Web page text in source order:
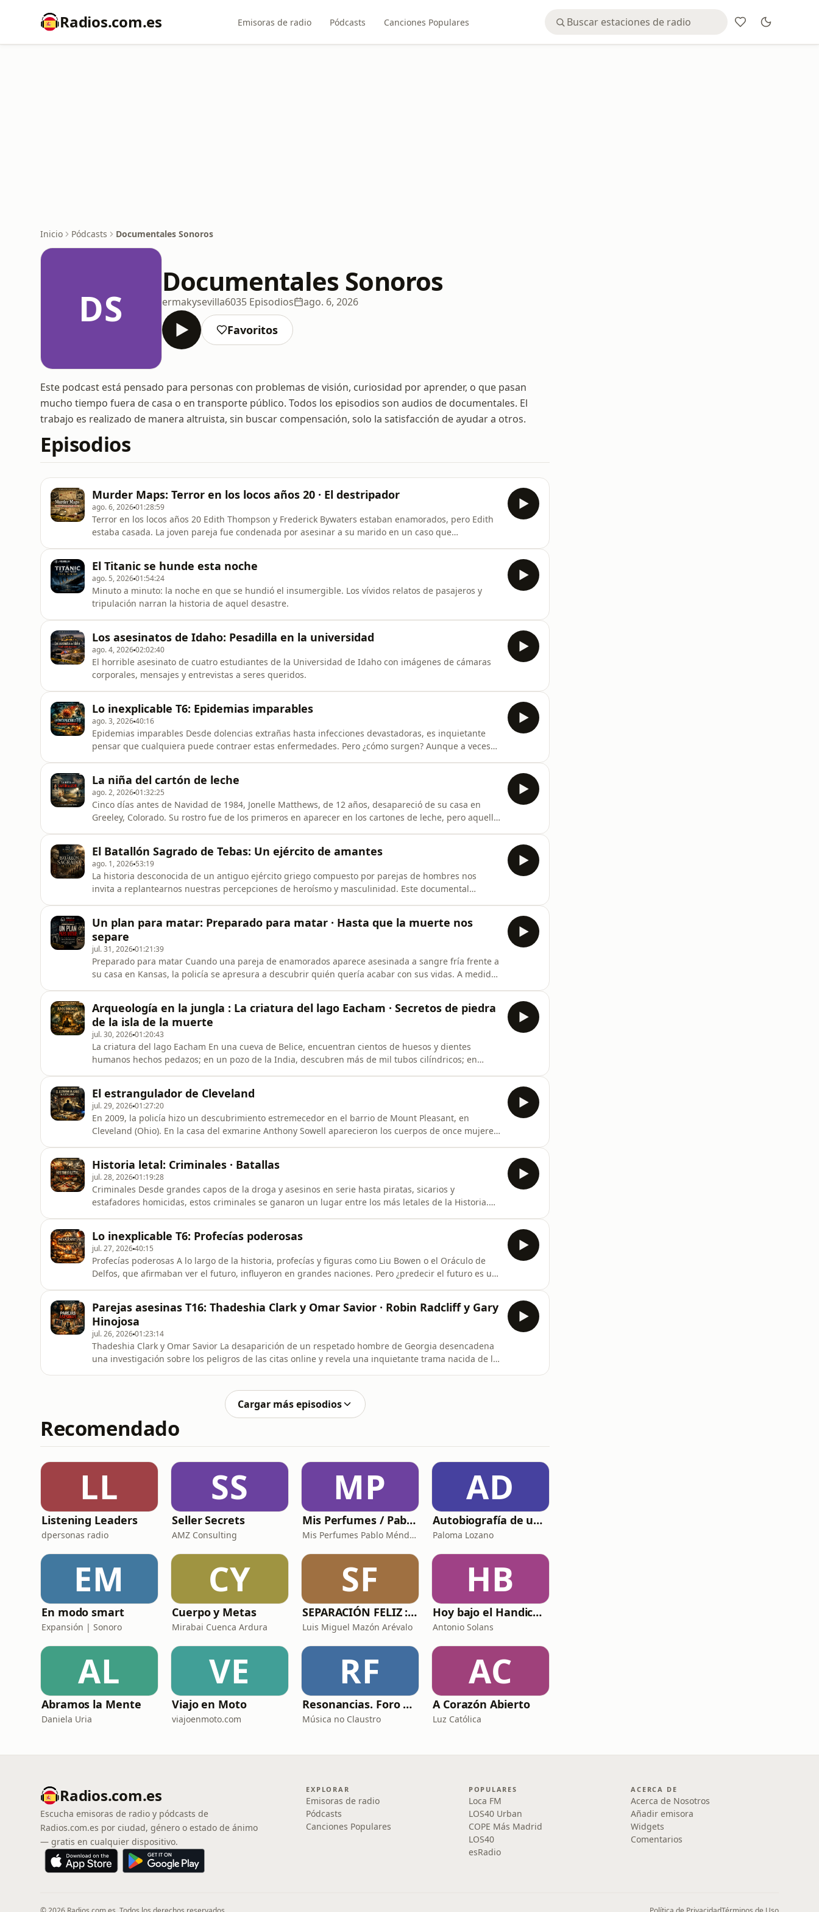
Radios.com.es Emisoras de radio Pódcasts Canciones Populares
Inicio Pódcasts Documentales Sonoros
DS
Documentales Sonoros
ermakysevilla6035 Episodios ago. 6, 2026
Favoritos
Este podcast está pensado para personas con problemas de visión, curiosidad por aprender, o que pasan
mucho tiempo fuera de casa o en transporte público. Todos los episodios son audios de documentales. El
trabajo es realizado de manera altruista, sin buscar compensación, solo la satisfacción de ayudar a otros.
Episodios
Murder Maps: Terror en los locos años 20 · El destripador
ago. 6, 202601:28:59
Terror en los locos años 20 Edith Thompson y Frederick Bywaters estaban enamorados, pero Edith
estaba casada. La joven pareja fue condenada por asesinar a su marido en un caso que
abajo, en las calles, otro terrible
El Titanic se hunde esta noche
ago. 5, 202601:54:24
Minuto a minuto: la noche en que se hundió el insumergible. Los vívidos relatos de pasajeros y
tripulación narran la historia de aquel desastre.
Los asesinatos de Idaho: Pesadilla en la universidad
ago. 4, 202602:02:40
El horrible asesinato de cuatro estudiantes de la Universidad de Idaho con imágenes de cámaras
corporales, mensajes y entrevistas a seres queridos.
Lo inexplicable T6: Epidemias imparables
ago. 3, 202640:16
Epidemias imparables Desde dolencias extrañas hasta infecciones devastadoras, es inquietante
pensar que cualquiera puede contraer estas enfermedades. Pero ¿cómo surgen? Aunque a veces
La niña del cartón de leche
ago. 2, 202601:32:25
Cinco días antes de Navidad de 1984, Jonelle Matthews, de 12 años, desapareció de su casa en
Greeley, Colorado. Su rostro fue de los primeros en aparecer en los cartones de leche, pero aquella
El Batallón Sagrado de Tebas: Un ejército de amantes
ago. 1, 2026 53:19
La historia desconocida de un antiguo ejército griego compuesto por parejas de hombres nos
invita a replantearnos nuestras percepciones de heroísmo y masculinidad. Este documental
antiguo. Su historia resurge c
Un plan para matar: Preparado para matar · Hasta que la muerte nos
separe
jul. 31, 202601:21:39
Preparado para matar Cuando una pareja de enamorados aparece asesinada a sangre fría frente a
su casa en Kansas, la policía se apresura a descubrir quién quería acabar con sus vidas. A medida
el centro
Arqueología en la jungla : La criatura del lago Eacham · Secretos de piedra
de la isla de la muerte
jul. 30, 202601:20:43
La criatura del lago Eacham En una cueva de Belice, encuentran cientos de huesos y dientes
humanos hechos pedazos; en un pozo de la India, descubren más de mil tubos cilíndricos; en
desconcertados por unos hue
El estrangulador de Cleveland
jul. 29, 202601:27:20
En 2009, la policía hizo un descubrimiento estremecedor en el barrio de Mount Pleasant, en
Cleveland (Ohio). En la casa del exmarine Anthony Sowell aparecieron los cuerpos de once mujeres
horror que vivieron dent
Historia letal: Criminales · Batallas
jul. 28, 202601:19:28
Criminales Desde grandes capos de la droga y asesinos en serie hasta piratas, sicarios y
estafadores homicidas, estos criminales se ganaron un lugar entre los más letales de la Historia.
Lo inexplicable T6: Profecías poderosas
jul. 27, 202640:15
Profecías poderosas A lo largo de la historia, profecías y figuras como Liu Bowen o el Oráculo de
Delfos, que afirmaban ver el futuro, influyeron en grandes naciones. Pero ¿predecir el futuro es un
Parejas asesinas T16: Thadeshia Clark y Omar Savior · Robin Radcliff y Gary
Hinojosa
jul. 26, 202601:23:14
Thadeshia Clark y Omar Savior La desaparición de un respetado hombre de Georgia desencadena
una investigación sobre los peligros de las citas online y revela una inquietante trama nacida de la
Cargar más episodios
Recomendado
LL
Listening Leaders
dpersonas radio
SS
Seller Secrets
AMZ Consulting
MP
Mis Perfumes / Pablo Méndez
Mis Perfumes Pablo Méndez
AD
Autobiografía de un Yogui con sitar
Paloma Lozano
EM
En modo smart
Expansión | Sonoro
CY
Cuerpo y Metas
Mirabai Cuenca Ardura
SF
SEPARACIÓN FELIZ : Psicología, Dolor y Renacimiento
Luis Miguel Mazón Arévalo
HB
Hoy bajo el Handicap | Podcast de Golf
Antonio Solans
AL
Abramos la Mente
Daniela Uria
VE
Viajo en Moto
viajoenmoto.com
RF
Resonancias. Foro profesional de instrumentos musicais
Música no Claustro
AC
A Corazón Abierto
Luz Católica
Radios.com.es
Escucha emisoras de radio y pódcasts de
Radios.com.es por ciudad, género o estado de ánimo
— gratis en cualquier dispositivo.
EXPLORAR
Emisoras de radio
Pódcasts
Canciones Populares
POPULARES
Loca FM
LOS40 Urban
COPE Más Madrid
LOS40
esRadio
ACERCA DE
Acerca de Nosotros
Añadir emisora
Widgets
Comentarios